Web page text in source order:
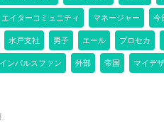
エイターコミュニティ マネージャー 今
水戸支社 男子 エール プロセカ
ンパルスファン 外部 帝国 マイデザ